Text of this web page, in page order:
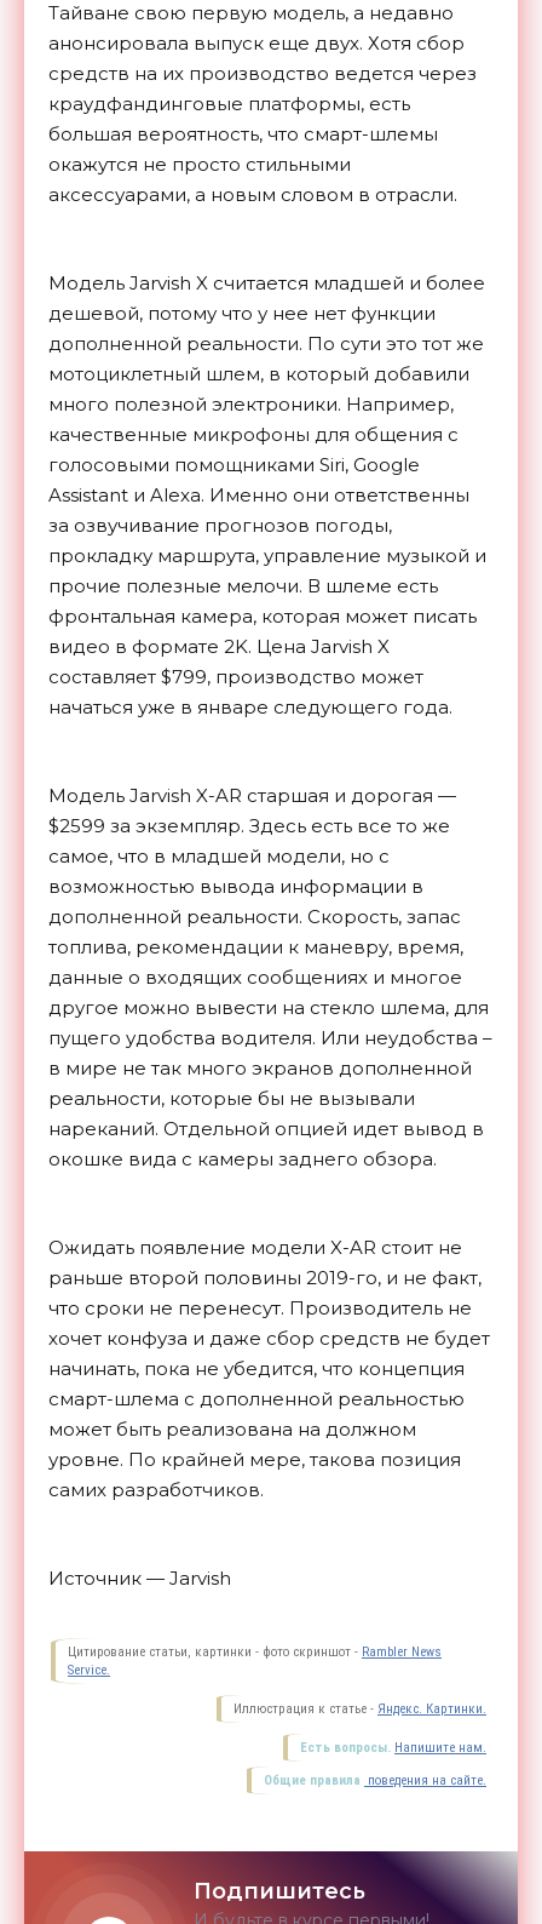
Тайване свою первую модель, а недавно
анонсировала выпуск еще двух. Хотя сбор
средств на их производство ведется через
краудфандинговые платформы, есть
большая вероятность, что смарт-шлемы
окажутся не просто стильными
аксессуарами, а новым словом в отрасли.
Модель Jarvish X считается младшей и более
дешевой, потому что у нее нет функции
дополненной реальности. По сути это тот же
мотоциклетный шлем, в который добавили
много полезной электроники. Например,
качественные микрофоны для общения с
голосовыми помощниками Siri, Google
Assistant и Alexa. Именно они ответственны
за озвучивание прогнозов погоды,
прокладку маршрута, управление музыкой и
прочие полезные мелочи. В шлеме есть
фронтальная камера, которая может писать
видео в формате 2K. Цена Jarvish X
составляет $799, производство может
начаться уже в январе следующего года.
Модель Jarvish X-AR старшая и дорогая —
$2599 за экземпляр. Здесь есть все то же
самое, что в младшей модели, но с
возможностью вывода информации в
дополненной реальности. Скорость, запас
топлива, рекомендации к маневру, время,
данные о входящих сообщениях и многое
другое можно вывести на стекло шлема, для
пущего удобства водителя. Или неудобства –
в мире не так много экранов дополненной
реальности, которые бы не вызывали
нареканий. Отдельной опцией идет вывод в
окошке вида с камеры заднего обзора.
Ожидать появление модели X-AR стоит не
раньше второй половины 2019-го, и не факт,
что сроки не перенесут. Производитель не
хочет конфуза и даже сбор средств не будет
начинать, пока не убедится, что концепция
смарт-шлема с дополненной реальностью
может быть реализована на должном
уровне. По крайней мере, такова позиция
самих разработчиков.
Источник — Jarvish
Цитирование статьи, картинки - фото скриншот - Rambler News
Service.
Иллюстрация к статье - Яндекс. Картинки.
Есть вопросы. Напишите нам.
Общие правила поведения на сайте.
Подпишитесь